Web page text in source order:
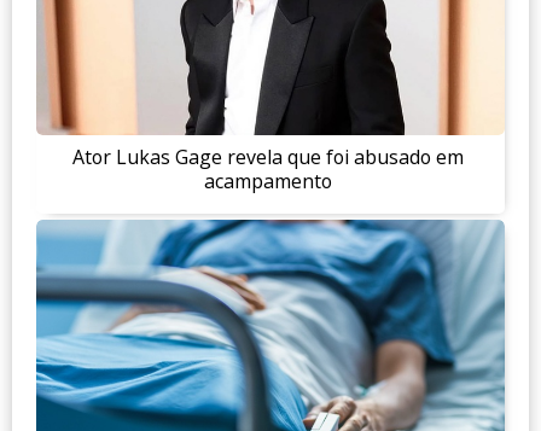
Ator Lukas Gage revela que foi abusado em
acampamento